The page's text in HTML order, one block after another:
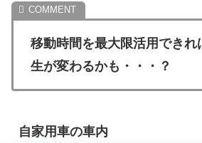
移動時間を最大限活用できれ
生が変わるかも・・・？
自家用車の車内